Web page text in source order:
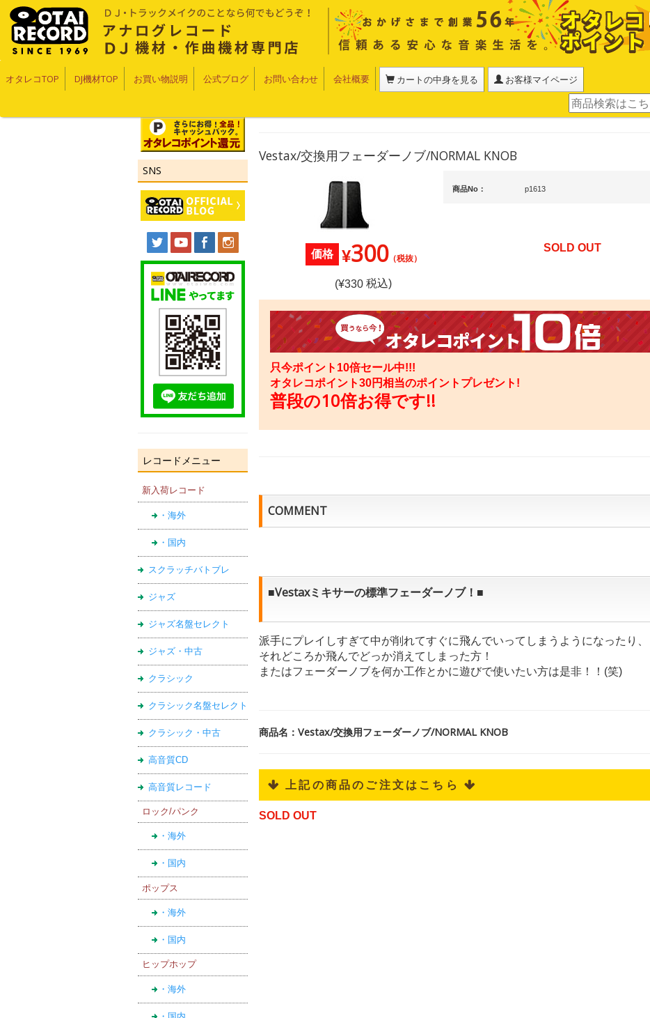
オタレコTOP DJ機材TOP お買い物説明 公式ブログ お問い合わせ 会社概要 カートの中身を見る お客様マイページ
SNS
レコードメニュー
新入荷レコード
・海外
・国内
スクラッチバトブレ
ジャズ
ジャズ名盤セレクト
ジャズ・中古
クラシック
クラシック名盤セレクト
クラシック・中古
高音質CD
高音質レコード
ロック/パンク
・海外
・国内
ポップス
・海外
・国内
ヒップホップ
・海外
Vestax/交換用フェーダーノブ/NORMAL KNOB
商品No： p1613
価格 ¥300（税抜）
(¥330 税込)
SOLD OUT
只今ポイント10倍セール中!!!
オタレコポイント30円相当のポイントプレゼント!
普段の10倍お得です!!
COMMENT
■Vestaxミキサーの標準フェーダーノブ！■
派手にプレイしすぎて中が削れてすぐに飛んでいってしまうようになったり、
それどころか飛んでどっか消えてしまった方！
またはフェーダーノブを何か工作とかに遊びで使いたい方は是非！！(笑)
商品名：Vestax/交換用フェーダーノブ/NORMAL KNOB
 上記の商品のご注文はこちら 
SOLD OUT